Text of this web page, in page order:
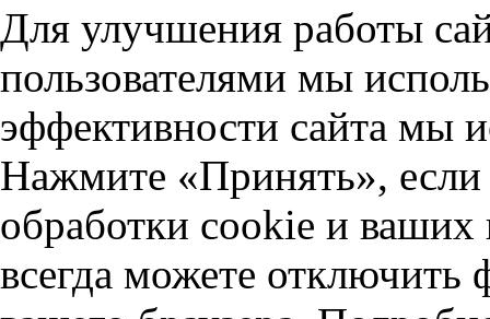
Для улучшения работы
пользователями мы
эффективности сайта мы
Нажмите «Принять», если
обработки cookie и
всегда можете отключить